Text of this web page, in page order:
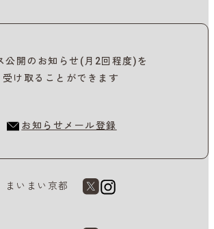
公開のお知らせ(月2回程度)を
受け取ることができます
お知らせメール登録
まいまい京都